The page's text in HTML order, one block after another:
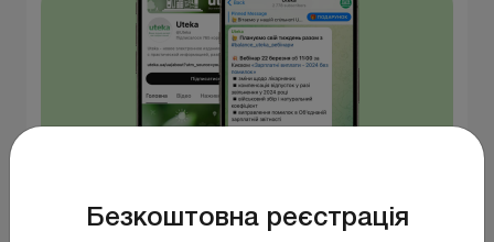
Безкоштовна реєстрація